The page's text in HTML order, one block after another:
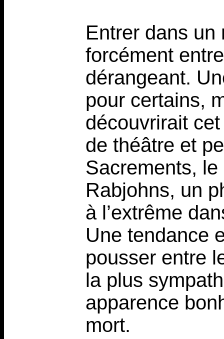
Entrer dans un
forcément
dérangeant.
pour certains,
découvrirait
de théâtre et
Sacrements,
Rabjohns, un
à l’extrême
Une tendance
pousser entre
la plus
apparence
mort.